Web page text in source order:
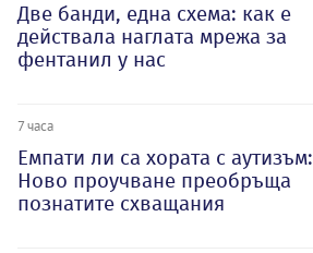
Две банди, една схема: как е
действала наглата мрежа за
фентанил у нас
7 часа
Емпати ли са хората с аутизъм:
Ново проучване преобръща
познатите схващания